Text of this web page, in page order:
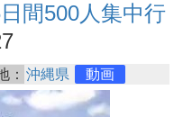
間500人集中行
： 沖縄県 動画